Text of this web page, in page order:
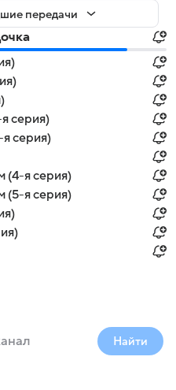
передачи
серия)
серия)
(4-я серия)
(5-я серия)
Найти